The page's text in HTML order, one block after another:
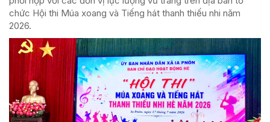
chức Hội thi Múa xoang và Tiếng hát thanh thiếu nhi năm
2026.